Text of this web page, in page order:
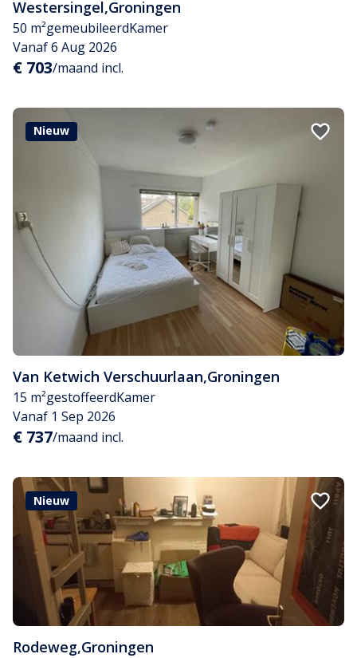
Westersingel,Groningen
50 m²gemeubileerdKamer
Vanaf 6 Aug 2026
€ 703/maand incl.
Nieuw
Van Ketwich Verschuurlaan,Groningen
15 m²gestoffeerdKamer
Vanaf 1 Sep 2026
€ 737/maand incl.
Nieuw
Rodeweg,Groningen